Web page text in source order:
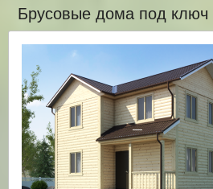
Брусовые дома под